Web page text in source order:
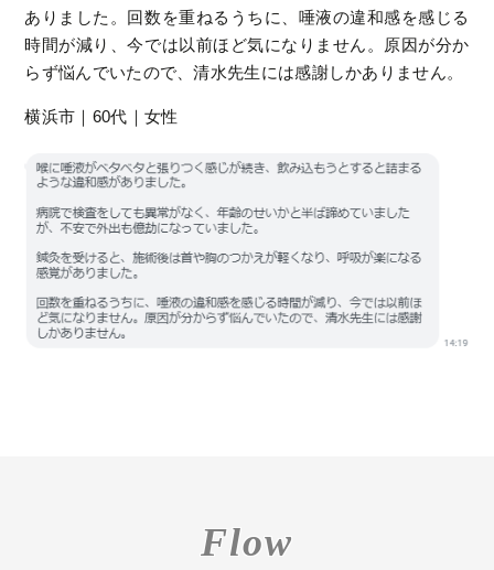
ありました。回数を重ねるうちに、唾液の違和感を感じる
時間が減り、今では以前ほど気になりません。原因が分か
らず悩んでいたので、清水先生には感謝しかありません。
横浜市｜60代｜女性
Flow